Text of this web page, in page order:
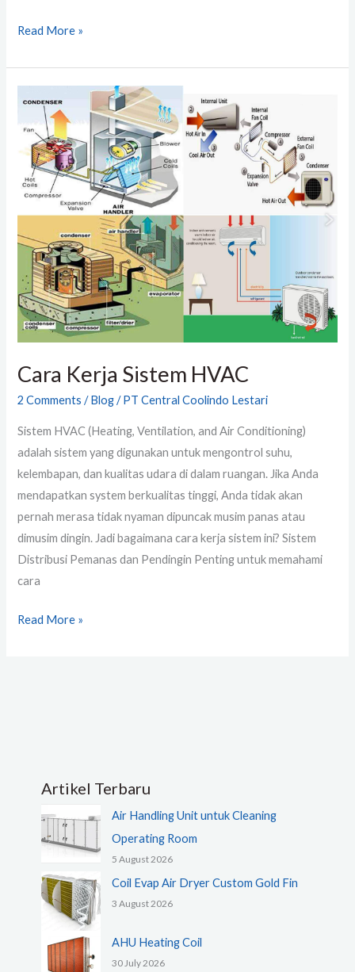
Read More »
Cara Kerja Sistem HVAC
2 Comments /Blog/PT Central Coolindo Lestari
Sistem HVAC (Heating, Ventilation, and Air Conditioning)
adalah sistem yang digunakan untuk mengontrol suhu,
kelembapan, dan kualitas udara di dalam ruangan. Jika Anda
mendapatkan system berkualitas tinggi, Anda tidak akan
pernah merasa tidak nyaman dipuncak musim panas atau
dimusim dingin. Jadi bagaimana cara kerja sistem ini? Sistem
Distribusi Pemanas dan Pendingin Penting untuk memahami
cara
Kerja
Sistem
HVAC
Read More »
Artikel Terbaru
Air Handling Unit untuk Cleaning
Operating Room
5 August 2026
Coil Evap Air Dryer Custom Gold Fin
3 August 2026
AHU Heating Coil
30 July 2026